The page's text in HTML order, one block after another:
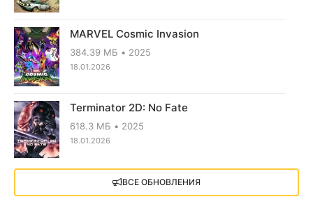
MARVEL Cosmic Invasion
384.39 МБ 2025
18.01.2026
Terminator 2D: No Fate
618.3 МБ 2025
18.01.2026
X4: Foundations (2018)
13.73 GB 2018
ВСЕ ОБНОВЛЕНИЯ